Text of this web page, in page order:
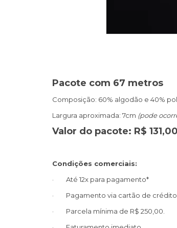
Pacote com 67 metros
Composição: 60% algodão e 40%
Largura aproximada: 7cm (pode
Valor do pacote: R$
Condições comerciais:
· Até 12x para pagamento*
· Pagamento via cartão de crédito
· Parcela mínima de R$ 250,00.